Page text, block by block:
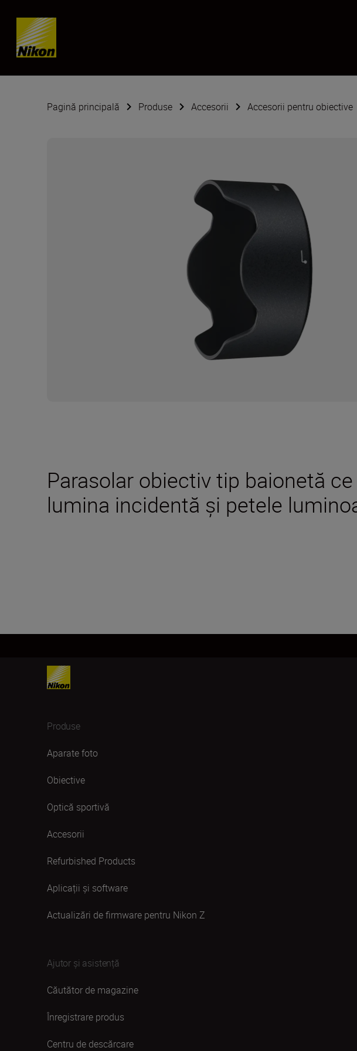
Skip content
Pagină principală Produse Accesorii Accesorii pentru obiective
Parasolar obiectiv tip baionetă
lumina incidentă şi petele
Produse
Aparate foto
Obiective
Optică sportivă
Accesorii
Refurbished Products
Aplicații și software
Actualizări de firmware pentru Nikon Z
Ajutor și asistență
Căutător de magazine
Înregistrare produs
Centru de descărcare